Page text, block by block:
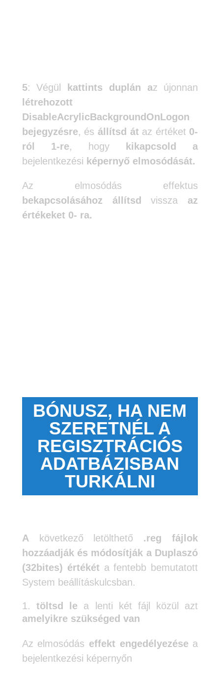
5: Végül kattints duplán az újonnan
létrehozott
DisableAcrylicBackgroundOnLogon
bejegyzésre, és állítsd átaz értéket 0-
ról 1-re, hogy kikapcsold
a
bejelentkezési képernyő elmosódását.
Az elmosódás effektus
bekapcsolásához állítsd
vissza az
értékeket 0- ra.
BÓNUSZ, HA NEM
SZERETNÉL A
REGISZTRÁCIÓS
ADATBÁZISBAN
TURKÁLNI
A következő letölthető .reg fájlok
hozzáadják és módosítják a Duplaszó
(32bites) értékéta fentebb bemutatott
System beállításkulcsban.
töltsd le a lenti két fájl közül azt
amelyikre szükséged van
Az elmosódás effekt engedélyezése a
bejelentkezési képernyőn